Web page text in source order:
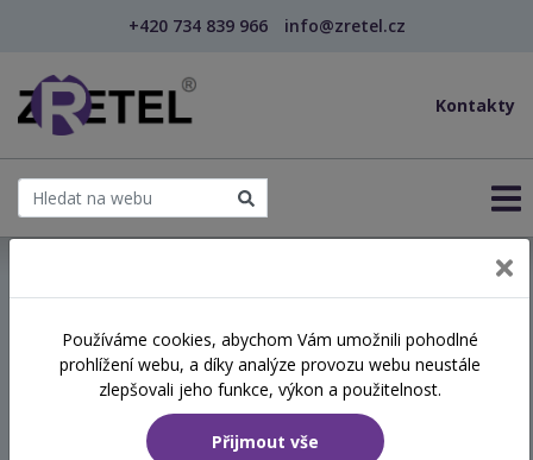
+420 734 839 966 info@zretel.cz
Kontakty
Závislosti na drogách a
alkoholu pohledem
Používáme cookies, abychom Vám umožnili pohodlné
prohlížení webu, a díky analýze provozu webu neustále
zlepšovali jeho funkce, výkon a použitelnost.
Přijmout vše